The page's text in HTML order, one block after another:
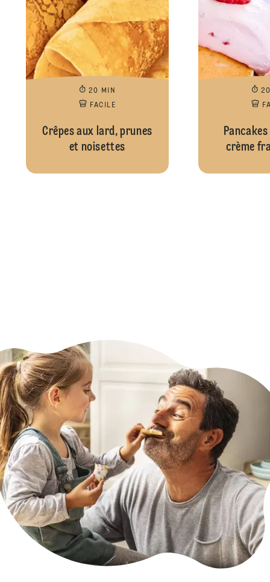
20 MIN
FACILE
Crêpes aux lard, prunes
et noisettes
crème